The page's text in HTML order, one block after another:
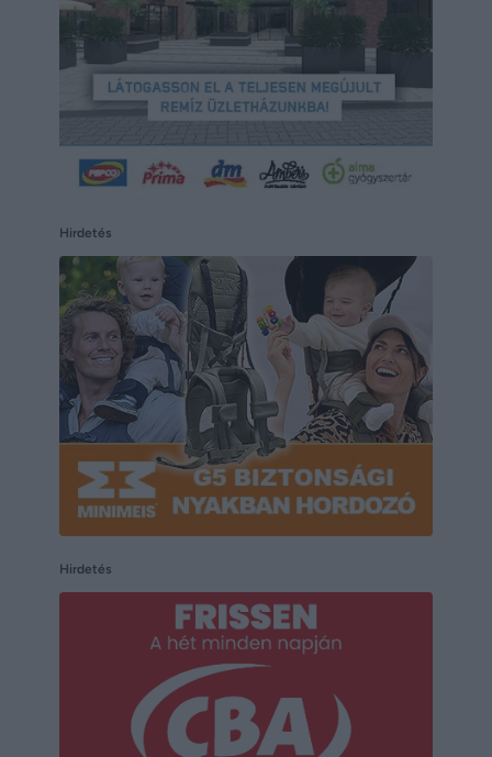
Hirdetés
Hirdetés